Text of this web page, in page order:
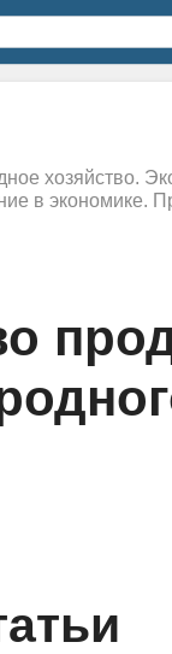
хозяйство.
в экономике.